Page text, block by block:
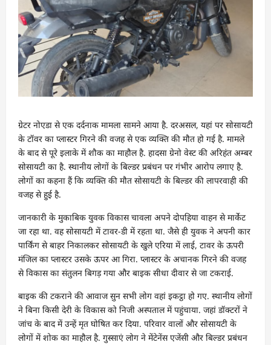
ग्रेटर नोएडा से एक दर्दनाक मामला सामने आया है. दरअसल, यहां पर सोसायटी
के टॉवर का प्लास्टर गिरने की वजह से एक व्यक्ति की मौत हो गई है. मामले
के बाद से पूरे इलाके में शौक का माहौल है. हादसा ग्रेनो वेस्ट की अरिहंत अम्बर
सोसायटी का है. स्थानीय लोगों के बिल्डर प्रबंधन पर गंभीर आरोप लगाए है.
लोगों का कहना हैं कि व्यक्ति की मौत सोसायटी के बिल्डर की लापरवाही की
वजह से हुई है.
जानकारी के मुकाबिक युवक विकास चावला अपने दोपहिया वाहन से मार्केट
जा रहा था. वह सोसायटी में टावर-डी में रहता था. जैसे ही युवक ने अपनी कार
पार्किंग से बाहर निकालकर सोसायटी के खुले एरिया में लाई, टावर के ऊपरी
मंजिल का प्लास्टर उसके ऊपर आ गिरा. प्लास्टर के अचानक गिरने की वजह
से विकास का संतुलन बिगड़ गया और बाइक सीधा दीवार से जा टकराई.
बाइक की टकराने की आवाज सुन सभी लोग वहां इकट्ठा हो गए. स्थानीय लोगों
ने बिना किसी देरी के विकास को निजी अस्पताल में पहुंचाया. जहां डॉक्टरों ने
जांच के बाद में उन्हें मृत घोषित कर दिया. परिवार वालों और सोसायटी के
लोगों में शोक का माहौल है. गुस्साएं लोग ने मेंटेनेंस एजेंसी और बिल्डर प्रबंधन